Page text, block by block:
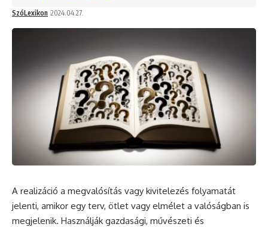
SzóLexikon 2024.04.27.
A realizáció a megvalósítás vagy kivitelezés folyamatát
jelenti, amikor egy terv, ötlet vagy elmélet a valóságban is
megjelenik. Használják gazdasági, művészeti és